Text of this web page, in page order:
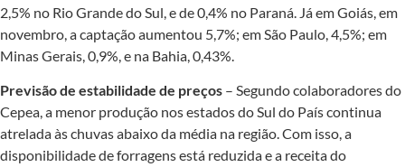
2,5% no Rio Grande do Sul, e de 0,4% no Paraná. Já em Goiás, em
novembro, a captação aumentou 5,7%; em São Paulo, 4,5%; em
Minas Gerais, 0,9%, e na Bahia, 0,43%.
Previsão de estabilidade de preços – Segundo colaboradores do
Cepea, a menor produção nos estados do Sul do País continua
atrelada às chuvas abaixo da média na região. Com isso, a
disponibilidade de forragens está reduzida e a receita do